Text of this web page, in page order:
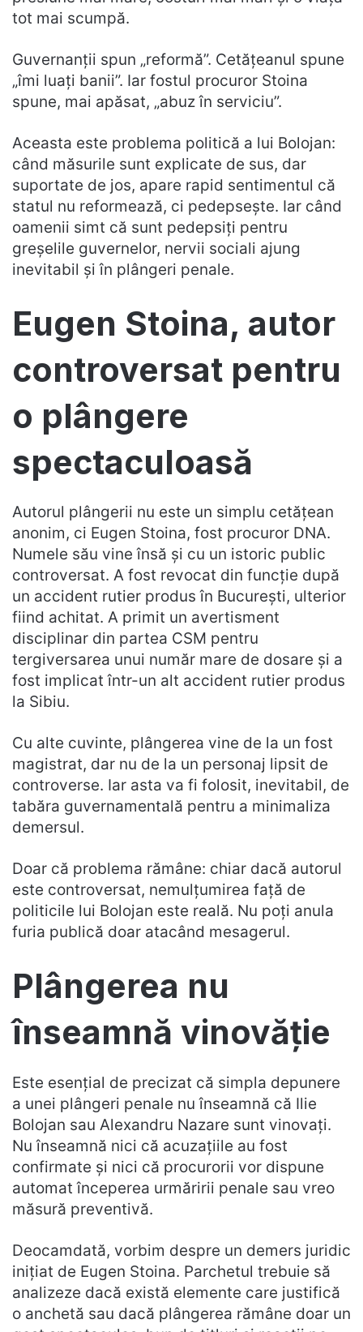
tot mai scumpă.
Guvernanții spun „reformă”. Cetățeanul spune
„îmi luați banii”. Iar fostul procuror Stoina
spune, mai apăsat, „abuz în serviciu”.
Aceasta este problema politică a lui Bolojan:
când măsurile sunt explicate de sus, dar
suportate de jos, apare rapid sentimentul că
statul nu reformează, ci pedepsește. Iar când
oamenii simt că sunt pedepsiți pentru
greșelile guvernelor, nervii sociali ajung
inevitabil și în plângeri penale.
Eugen Stoina, autor
controversat pentru
o plângere
spectaculoasă
Autorul plângerii nu este un simplu cetățean
anonim, ci Eugen Stoina, fost procuror DNA.
Numele său vine însă și cu un istoric public
controversat. A fost revocat din funcție după
un accident rutier produs în București, ulterior
fiind achitat. A primit un avertisment
disciplinar din partea CSM pentru
tergiversarea unui număr mare de dosare și a
fost implicat într-un alt accident rutier produs
la Sibiu.
Cu alte cuvinte, plângerea vine de la un fost
magistrat, dar nu de la un personaj lipsit de
controverse. Iar asta va fi folosit, inevitabil, de
tabăra guvernamentală pentru a minimaliza
demersul.
Doar că problema rămâne: chiar dacă autorul
este controversat, nemulțumirea față de
politicile lui Bolojan este reală. Nu poți anula
furia publică doar atacând mesagerul.
Plângerea nu
înseamnă vinovăție
Este esențial de precizat că simpla depunere
a unei plângeri penale nu înseamnă că Ilie
Bolojan sau Alexandru Nazare sunt vinovați.
Nu înseamnă nici că acuzațiile au fost
confirmate și nici că procurorii vor dispune
automat începerea urmăririi penale sau vreo
măsură preventivă.
Deocamdată, vorbim despre un demers juridic
inițiat de Eugen Stoina. Parchetul trebuie să
analizeze dacă există elemente care justifică
o anchetă sau dacă plângerea rămâne doar un